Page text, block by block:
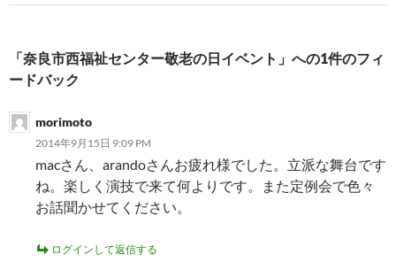
ー
シ
ョ
ン
「奈良市西福祉センター敬老の日イベント」への1件のフィ
ードバック
morimoto
2014年9月15日 9:09 PM
macさん、arandoさんお疲れ様でした。立派な舞台です
ね。楽しく演技で来て何よりです。また定例会で色々
お話聞かせてください。
ログインして返信する